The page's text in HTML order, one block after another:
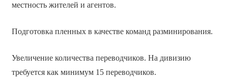
местность жителей и агентов.
Подготовка пленных в качестве команд разминирования.
Увеличение количества переводчиков. На дивизию
требуется как минимум 15 переводчиков.